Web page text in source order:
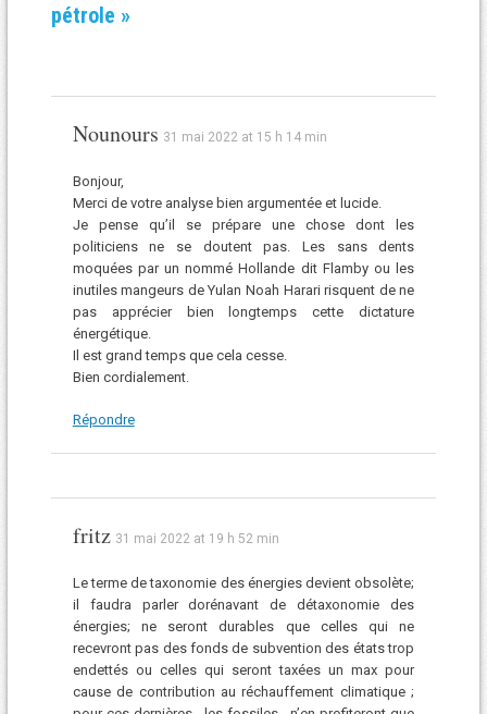
pétrole »
Nounours 31 mai 2022 at 15 h 14 min
Bonjour,
Merci de votre analyse bien argumentée et lucide.
Je pense qu’il se prépare une chose dont les
politiciens ne se doutent pas. Les sans dents
moquées par un nommé Hollande dit Flamby ou les
inutiles mangeurs de Yulan Noah Harari risquent de ne
pas apprécier bien longtemps cette dictature
énergétique.
Il est grand temps que cela cesse.
Bien cordialement.
Répondre
fritz 31 mai 2022 at 19 h 52 min
Le terme de taxonomie des énergies devient obsolète;
il faudra parler dorénavant de détaxonomie des
énergies; ne seront durables que celles qui ne
recevront pas des fonds de subvention des états trop
endettés ou celles qui seront taxées un max pour
cause de contribution au réchauffement climatique ;